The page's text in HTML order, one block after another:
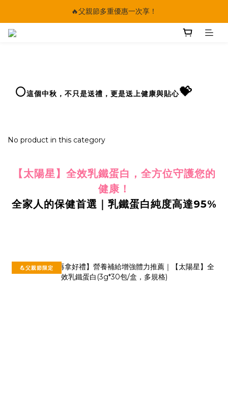
🔥父親節多重優惠一次享！
🔥父親節多重優惠一次享！
🌕這個中秋，不只是送禮，更是送上健康與貼心💝
No product in this category
【太陽星】全效乳鐵蛋白，全方位守護您的
健康！
全家人的保健首選｜乳鐵蛋白純度高達95%
💪父親節限定